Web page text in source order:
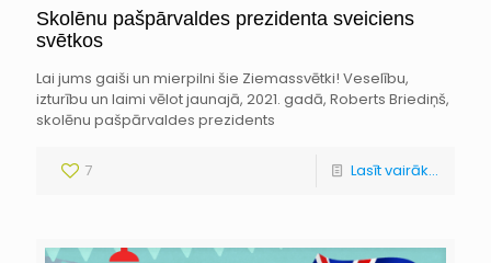
Skolēnu pašpārvaldes prezidenta sveiciens
svētkos
Lai jums gaiši un mierpilni šie Ziemassvētki! Veselību,
izturību un laimi vēlot jaunajā, 2021. gadā, Roberts Briediņš,
skolēnu pašpārvaldes prezidents
7 Lasīt vairāk...